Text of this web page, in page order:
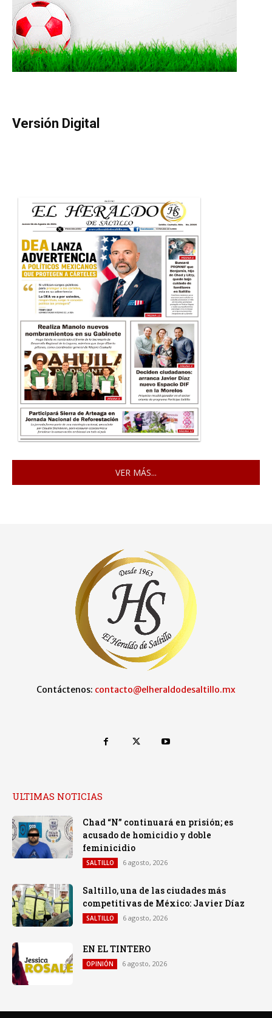
Versión Digital
VER MÁS...
Contáctenos: contacto@elheraldodesaltillo.mx
ULTIMAS NOTICIAS
Chad “N” continuará en prisión; es
acusado de homicidio y doble
feminicidio
SALTILLO 6 agosto, 2026
Saltillo, una de las ciudades más
competitivas de México: Javier Díaz
SALTILLO 6 agosto, 2026
EN EL TINTERO
OPINIÓN 6 agosto, 2026